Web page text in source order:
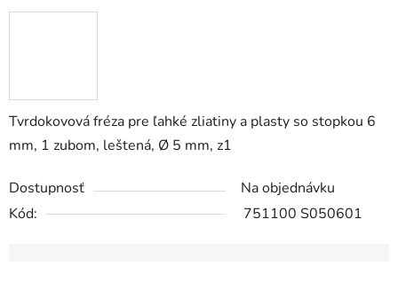
Tvrdokovová fréza pre ľahké zliatiny a plasty so stopkou 6
mm, 1 zubom, leštená, Ø 5 mm, z1
Dostupnosť
Na objednávku
Kód:
751100 S050601